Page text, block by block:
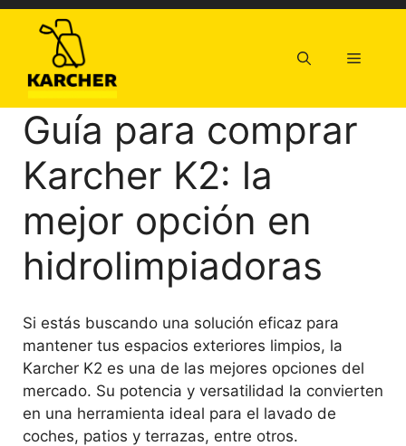
Saltar
contenido
Menú
Guía para comprar
Karcher K2: la
mejor opción en
hidrolimpiadoras
Si estás buscando una solución eficaz para
mantener tus espacios exteriores limpios, la
Karcher K2 es una de las mejores opciones del
mercado. Su potencia y versatilidad la convierten
en una herramienta ideal para el lavado de
coches, patios y terrazas, entre otros.